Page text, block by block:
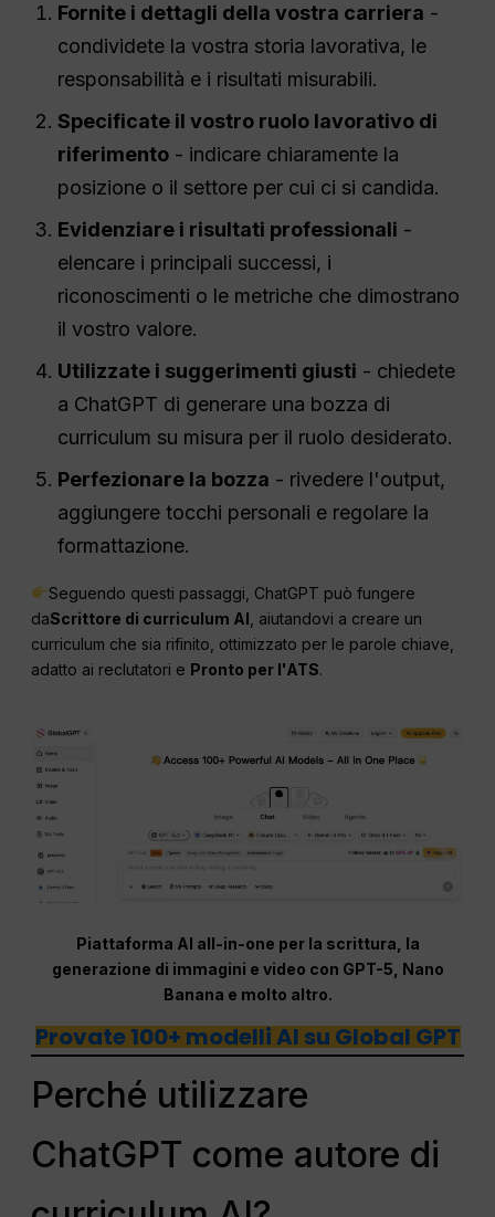
Fornite i dettagli della vostra carriera -
condividete la vostra storia lavorativa, le
responsabilità e i risultati misurabili.
Specificate il vostro ruolo lavorativo di
riferimento - indicare chiaramente la
posizione o il settore per cui ci si candida.
Evidenziare i risultati professionali -
elencare i principali successi, i
riconoscimenti o le metriche che dimostrano
il vostro valore.
Utilizzate i suggerimenti giusti - chiedete
a ChatGPT di generare una bozza di
curriculum su misura per il ruolo desiderato.
Perfezionare la bozza - rivedere l'output,
aggiungere tocchi personali e regolare la
formattazione.
Seguendo questi passaggi, ChatGPT può fungere
daScrittore di curriculum AI , aiutandovi a creare un
curriculum che sia rifinito, ottimizzato per le parole chiave,
adatto ai reclutatori e Pronto per l'ATS.
Piattaforma AI all-in-one per la scrittura, la
generazione di immagini e video con GPT-5, Nano
Banana e molto altro.
Provate 100+ modelli AI su Global GPT
Perché utilizzare
ChatGPT come autore di